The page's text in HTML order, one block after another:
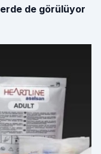
de görülüyor